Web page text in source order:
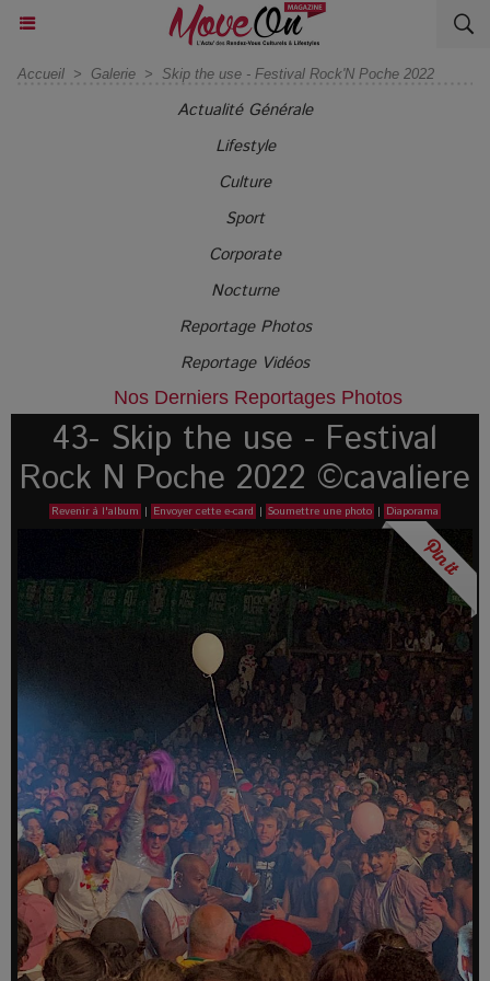
Accueil > Galerie > Skip the use - Festival Rock'N Poche 2022
Actualité Générale
Lifestyle
Culture
Sport
Corporate
Nocturne
Reportage Photos
Reportage Vidéos
Nos Derniers Reportages Photos
43- Skip the use - Festival
Rock N Poche 2022 ©cavaliere
Revenir à l'album | Envoyer cette e-card | Soumettre une photo | Diaporama